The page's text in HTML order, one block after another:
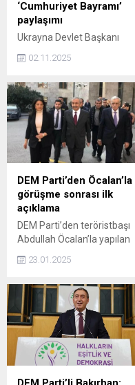
‘Cumhuriyet Bayramı’
paylaşımı
Ukrayna Devlet Başkanı
olarak yaptığı paylaşımla
102’nci yılını kutladı.
02.11.2025
DEM Parti’den Öcalan’la
görüşme sonrası ilk
açıklama
DEM Parti’den teröristbaşı
Abdullah Öcalan’la yapılan
açıklama geldi.
23.01.2025